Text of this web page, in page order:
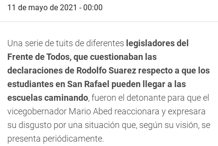
11 de mayo de 2021 - 00:00
Una serie de tuits de diferentes legisladores del
Frente de Todos, que cuestionaban las
declaraciones de Rodolfo Suarez respecto a que los
estudiantes en San Rafael pueden llegar a las
escuelas caminando, fueron el detonante para que el
vicegobernador Mario Abed reaccionara y expresara
su disgusto por una situación que, según su visión, se
presenta periódicamente.